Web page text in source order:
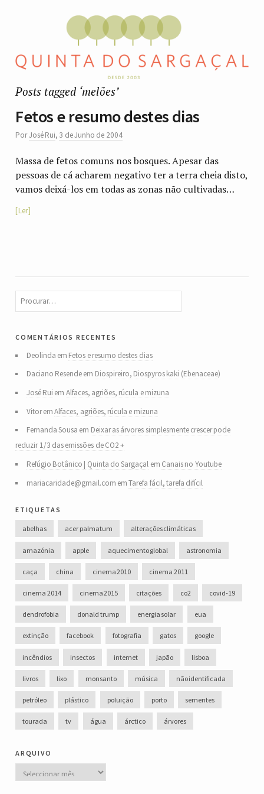
Posts tagged ‘melões’
Fetos e resumo destes dias
PorJosé Rui, 3 de Junho de 2004
Massa de fetos comuns nos bosques. Apesar das
pessoas de cá acharem negativo ter a terra cheia disto,
vamos deixá-los em todas as zonas não cultivadas…
Ler
comentários recentes
Deolinda em Fetos e resumo destes dias
Daciano Resendeem Diospireiro, Diospyros kaki (Ebenaceae)
José Rui em Alfaces, agriões, rúcula e mizuna
VitoremAlfaces, agriões, rúcula e mizuna
Fernanda Sousa em Deixar as árvores simplesmente crescer pode
reduzir 1/3 das emissões de CO2 +
Refúgio Botânico | Quinta do Sargaçal em Canais no Youtube
mariacaridade@gmail.com emTarefa fácil, tarefa difícil
etiquetas
abelhas acer palmatum alterações climáticas
amazónia apple aquecimento global astronomia
caça china cinema 2010 cinema 2011
cinema 2014 cinema 2015 citações co2 covid-19
dendrofobia donald trump energia solar eua
extinção facebook fotografia gatos google
incêndios insectos internet japão lisboa
livros lixo monsanto música não identificada
petróleo plástico poluição porto sementes
tourada tv água árctico árvores
arquivo